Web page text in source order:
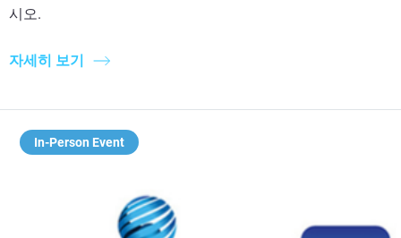
시오.
자세히 보기
In-Person Event